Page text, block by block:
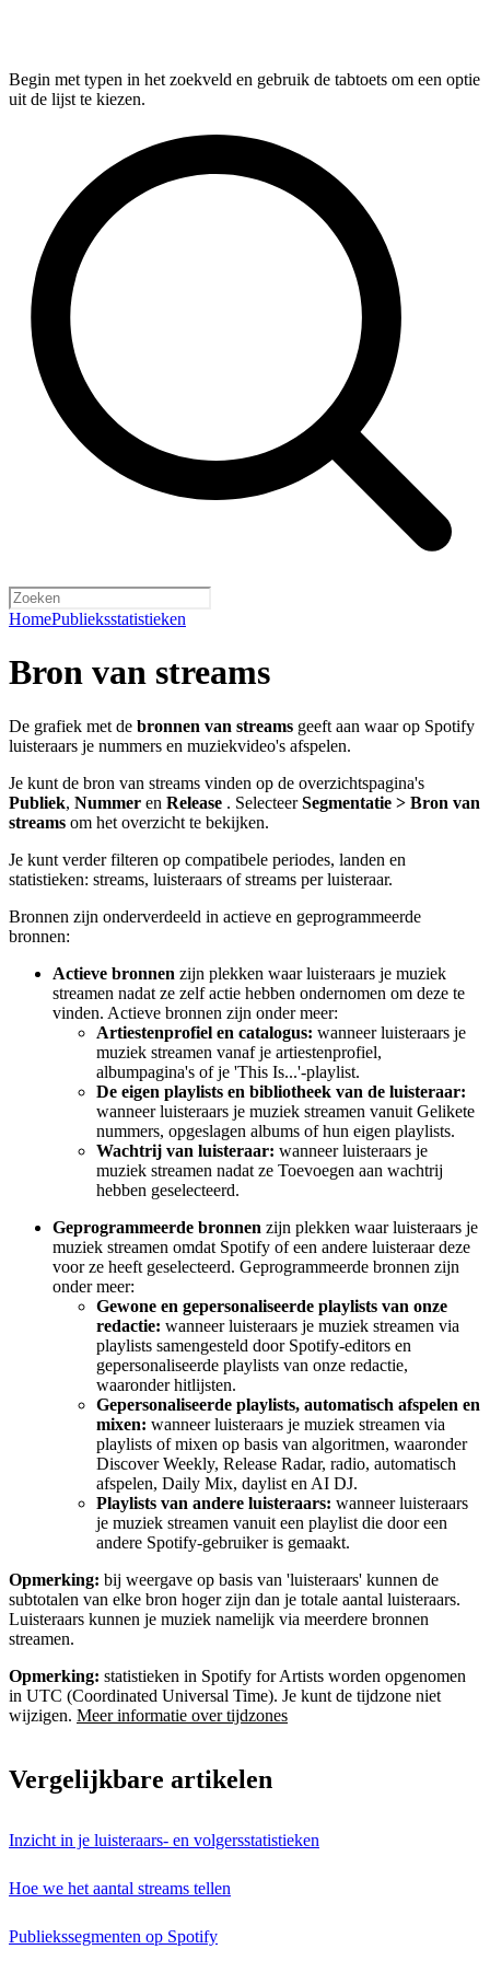
Begin met typen in het zoekveld en gebruik de tabtoets om een optie
uit de lijst te kiezen.
HomePublieksstatistieken
Bron van streams
De grafiek met de bronnen van streams geeft aan waar op Spotify
luisteraars je nummers en muziekvideo's afspelen.
Je kunt de bron van streams vinden op de overzichtspagina's
Publiek, Nummer en Release . SelecteerSegmentatie > Bron van
streams om het overzicht te bekijken.
Je kunt verder filteren op compatibele periodes, landen en
statistieken: streams, luisteraars of streams per luisteraar.
Bronnen zijn onderverdeeld in actieve en geprogrammeerde
bronnen:
Actieve bronnen zijn plekken waar luisteraars je muziek
streamen nadat ze zelf actie hebben ondernomen om deze te
vinden. Actieve bronnen zijn onder meer:
Artiestenprofiel en catalogus: wanneer luisteraars je
muziek streamen vanaf je artiestenprofiel,
albumpagina's of je 'This Is...'-playlist.
De eigen playlists en bibliotheek van de luisteraar:
wanneer luisteraars je muziek streamen vanuit Gelikete
nummers, opgeslagen albums of hun eigen playlists.
Wachtrij van luisteraar: wanneer luisteraars je
muziek streamen nadat ze Toevoegen aan wachtrij
hebben geselecteerd.
Geprogrammeerde bronnen zijn plekken waar luisteraars je
muziek streamen omdat Spotify of een andere luisteraar deze
voor ze heeft geselecteerd. Geprogrammeerde bronnen zijn
onder meer:
Gewone en gepersonaliseerde playlists van onze
redactie: wanneer luisteraars je muziek streamen via
playlists samengesteld door Spotify-editors en
gepersonaliseerde playlists van onze redactie,
waaronder hitlijsten.
Gepersonaliseerde playlists, automatisch afspelen en
mixen: wanneer luisteraars je muziek streamen via
playlists of mixen op basis van algoritmen, waaronder
Discover Weekly, Release Radar, radio, automatisch
afspelen, Daily Mix, daylist en AI DJ.
Playlists van andere luisteraars: wanneer luisteraars
je muziek streamen vanuit een playlist die door een
andere Spotify-gebruiker is gemaakt.
Opmerking: bij weergave op basis van 'luisteraars' kunnen de
subtotalen van elke bron hoger zijn dan je totale aantal luisteraars.
Luisteraars kunnen je muziek namelijk via meerdere bronnen
streamen.
Opmerking: statistieken in Spotify for Artists worden opgenomen
in UTC (Coordinated Universal Time). Je kunt de tijdzone niet
wijzigen. Meer informatie over tijdzones
Vergelijkbare artikelen
Inzicht in je luisteraars- en volgersstatistieken
Hoe we het aantal streams tellen
Publiekssegmenten op Spotify